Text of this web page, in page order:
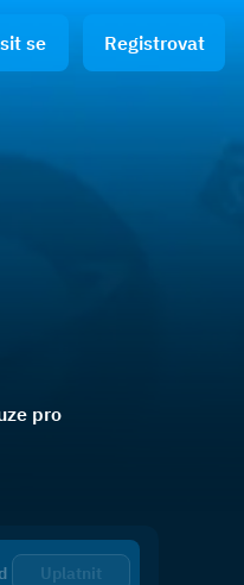
se Registrovat
pro
Uplatnit